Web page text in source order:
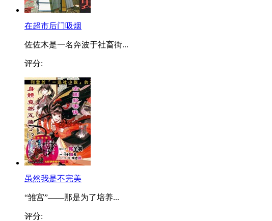
在超市后门吸烟
佐佐木是一名奔波于社畜街...
评分:
虽然我是不完美
“雏宫”——那是为了培养...
评分: